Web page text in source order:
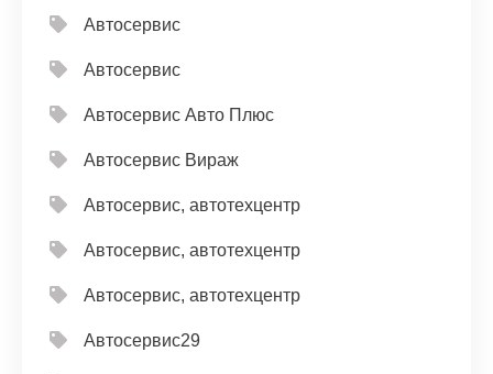
Автосервис
Автосервис
Автосервис Авто Плюс
Автосервис Вираж
Автосервис, автотехцентр
Автосервис, автотехцентр
Автосервис, автотехцентр
Автосервис29